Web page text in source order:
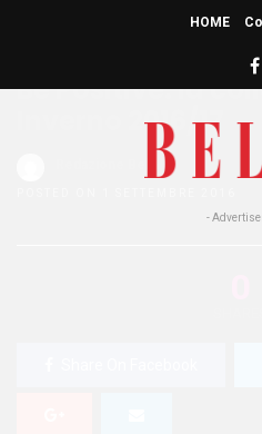
HOME
-
Be Positive: la
Inverno 2016/17